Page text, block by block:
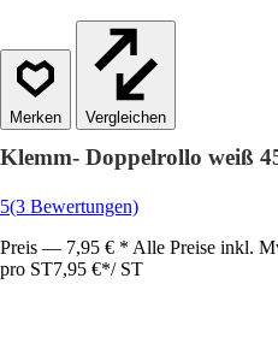
Vergleichen
Klemm- Doppelrollo weiß
5(3 Bewertungen)
Preis — 7,95 € * Alle Preise inkl.
pro ST7,95 €*/ ST